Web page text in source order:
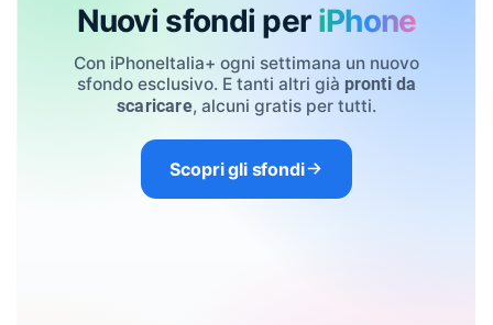
Nuovi sfondi per iPhone
Con iPhoneItalia+ ogni settimana un nuovo
sfondo esclusivo. E tanti altri già pronti da
scaricare, alcuni gratis per tutti.
Scopri gli sfondi